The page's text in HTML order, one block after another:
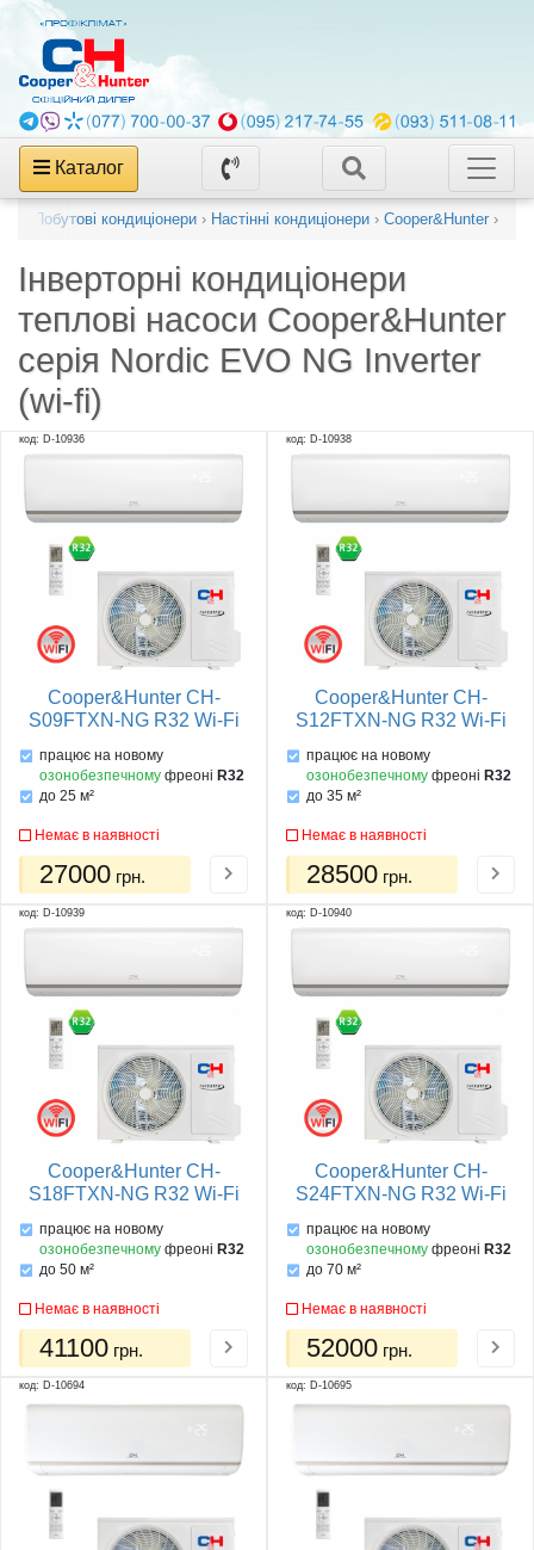
Каталог
Побутові кондиціонери › Настінні кондиціонери › Cooper&Hunter ›
Інверторні кондиціонери
теплові насоси Cooper&Hunter
серія Nordic EVO NG Inverter
(wi-fi)
код: D-10936
Cooper&Hunter CH-
S09FTXN-NG R32 Wi-Fi
працює на новому
озонобезпечномуфреоні R32
до 25 м²
Немає в наявності
27000 грн.
код: D-10938
Cooper&Hunter CH-
S12FTXN-NG R32 Wi-Fi
працює на новому
озонобезпечномуфреоні R32
до 35 м²
Немає в наявності
28500 грн.
код: D-10939
Cooper&Hunter CH-
S18FTXN-NG R32 Wi-Fi
працює на новому
озонобезпечномуфреоні R32
до 50 м²
Немає в наявності
41100 грн.
код: D-10940
Cooper&Hunter CH-
S24FTXN-NG R32 Wi-Fi
працює на новому
озонобезпечномуфреоні R32
до 70 м²
Немає в наявності
52000 грн.
код: D-10694 код: D-10695